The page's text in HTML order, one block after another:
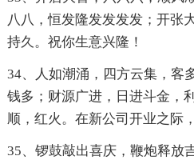
八八，恒发隆发发发发；开张
持久。祝你生意兴隆！
34、人如潮涌，四方云集，客
钱多；财源广进，日进斗金，
顺，红火。在新公司开业之际
35、锣鼓敲出喜庆，鞭炮释放